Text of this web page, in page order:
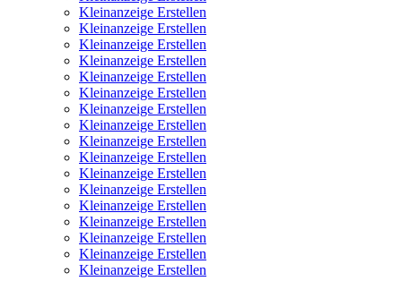
Kleinanzeige Erstellen
Kleinanzeige Erstellen
Kleinanzeige Erstellen
Kleinanzeige Erstellen
Kleinanzeige Erstellen
Kleinanzeige Erstellen
Kleinanzeige Erstellen
Kleinanzeige Erstellen
Kleinanzeige Erstellen
Kleinanzeige Erstellen
Kleinanzeige Erstellen
Kleinanzeige Erstellen
Kleinanzeige Erstellen
Kleinanzeige Erstellen
Kleinanzeige Erstellen
Kleinanzeige Erstellen
Kleinanzeige Erstellen